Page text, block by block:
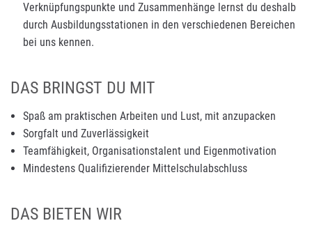
Verknüpfungspunkte und Zusammenhänge lernst du deshalb
durch Ausbildungsstationen in den verschiedenen Bereichen
bei uns kennen.
DAS BRINGST DU MIT
Spaß am praktischen Arbeiten und Lust, mit anzupacken
Sorgfalt und Zuverlässigkeit
Teamfähigkeit, Organisationstalent und Eigenmotivation
Mindestens Qualifizierender Mittelschulabschluss
DAS BIETEN WIR